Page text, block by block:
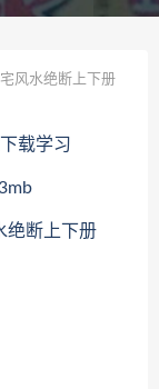
宅风水绝断上下册
载学习
绝断上下册